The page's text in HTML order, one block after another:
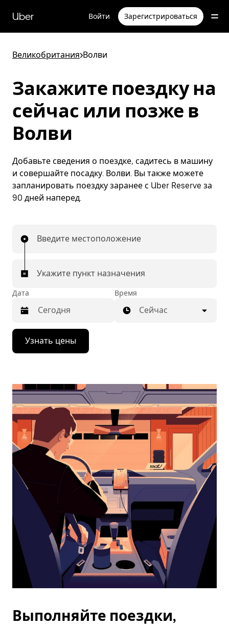
перейти
к
содержимому
Uber Войти Зарегистрироваться
Великобритания>Волви
Закажите поездку на
сейчас или позже в
Волви
Добавьте сведения о поездке, садитесь в машину
и совершайте посадку. Волви. Вы также можете
запланировать поездку заранее с Uber Reserve за
90 дней наперед.
Введите местоположение
Укажите пункт назначения
Дата
Нажмите
стрелку
вниз,
календарю
выбрать
дату.
Чтобы
закрыть
календарь,
нажмите
Esc.
Время
Сейчас
Узнать цены
Выполняйте поездки,